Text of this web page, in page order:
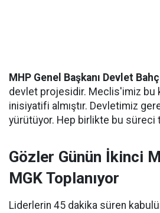
MHP Genel Başkanı Devlet
devlet projesidir. Meclis'imiz bu
inisiyatifi almıştır. Devletimiz
yürütüyor. Hep birlikte bu süreci
Gözler Günün İkinci
MGK Toplanıyor
Liderlerin 45 dakika süren